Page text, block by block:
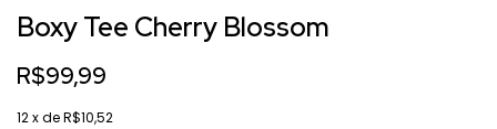
Boxy Tee Cherry Blossom
R$99,99
12x deR$10,52